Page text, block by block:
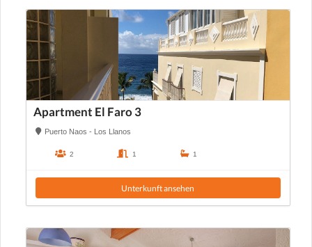
Apartment El Faro 3
Puerto Naos - Los Llanos
2 1 1
Unterkunft ansehen